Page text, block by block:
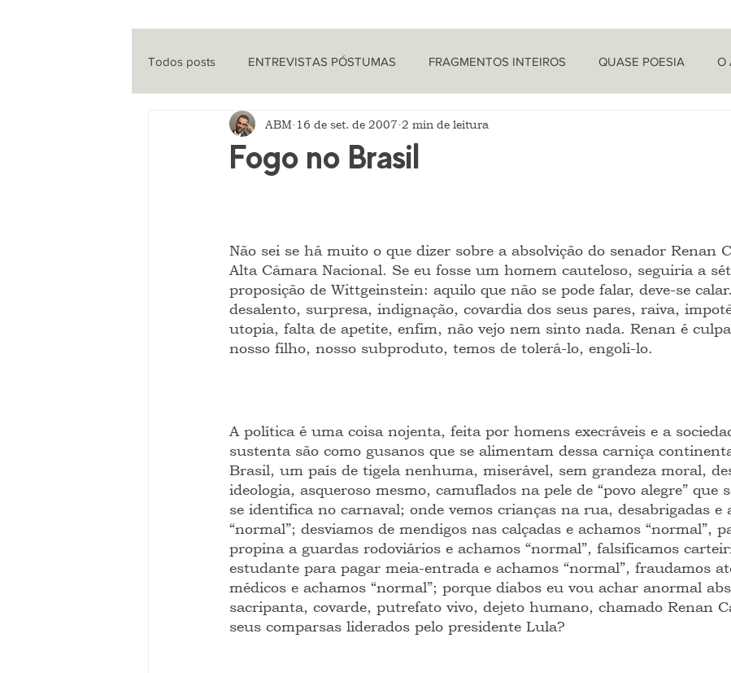
Todos posts ENTREVISTAS PÓSTUMAS FRAGMENTOS INTEIROS QUASE POESIA O
ENTREVISTAS CINEMA PROVOCAÇÕES NADA FILOSÓFICAS
Fogo no Brasil
ABM 16 de set. de 2007 2 min de leitura
Não sei se há muito o que dizer sobre a absolvição do senador Renan
Alta Câmara Nacional. Se eu fosse um homem cauteloso, seguiria a
proposição de Wittgeinstein: aquilo que não se pode falar, deve-se
desalento, surpresa, indignação, covardia dos seus pares, raiva,
utopia, falta de apetite, enfim, não vejo nem sinto nada. Renan é
nosso filho, nosso subproduto, temos de tolerá-lo, engoli-lo.
A política é uma coisa nojenta, feita por homens execráveis e a
sustenta são como gusanos que se alimentam dessa carniça
Brasil, um país de tigela nenhuma, miserável, sem grandeza moral,
ideologia, asqueroso mesmo, camuflados na pele de “povo alegre” que
se identifica no carnaval; onde vemos crianças na rua, desabrigadas e
“normal”; desviamos de mendigos nas calçadas e achamos “normal”,
propina a guardas rodoviários e achamos “normal”, falsificamos
estudante para pagar meia-entrada e achamos “normal”, fraudamos
médicos e achamos “normal”; porque diabos eu vou achar anormal
sacripanta, covarde, putrefato vivo, dejeto humano, chamado Renan
seus comparsas liderados pelo presidente Lula?